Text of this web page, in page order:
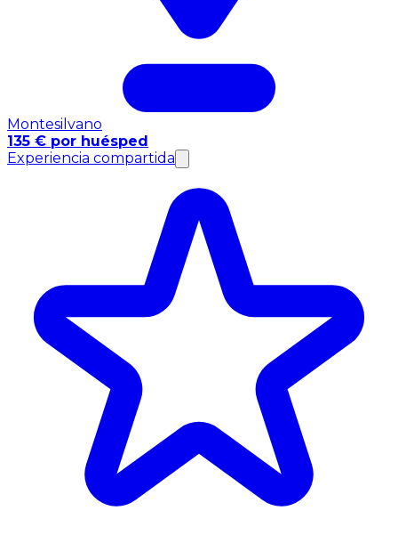
Montesilvano
135 € por huésped
Experiencia compartida